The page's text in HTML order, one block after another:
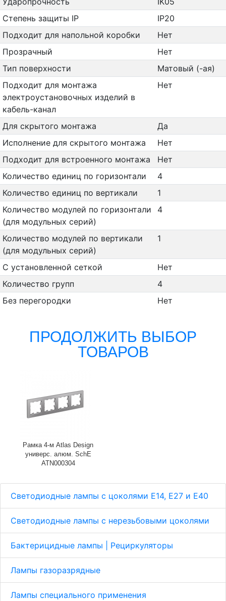
Светодиодные лампы с цоколями Е14, E27 и E40
Светодиодные лампы с нерезьбовыми цоколями
Бактерицидные лампы | Рециркуляторы
Лампы газоразрядные
Лампы специального применения
Степень защиты IP
IP20
Подходит для напольной коробки
Нет
Прозрачный
Нет
Тип поверхности
Матовый (-ая)
Подходит для монтажа
электроустановочных изделий в
кабель-канал
Нет
Для скрытого монтажа
Да
Исполнение для скрытого монтажа
Нет
Подходит для встроенного монтажа
Нет
Количество единиц по горизонтали
4
Количество единиц по вертикали
1
Количество модулей по горизонтали
(для модульных серий)
4
Количество модулей по вертикали
(для модульных серий)
1
С установленной сеткой
Нет
Количество групп
4
Без перегородки
Нет
ПРОДОЛЖИТЬ ВЫБОР
ТОВАРОВ
Рамка 4-м Atlas Design
универс. алюм. SchE
ATN000304